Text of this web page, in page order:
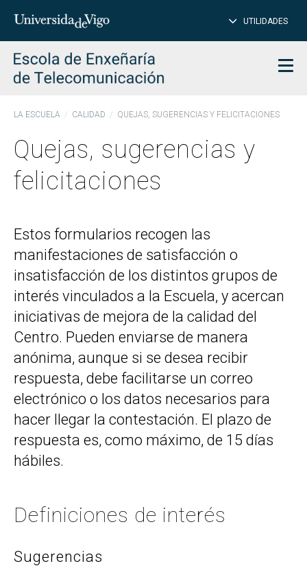
Insertar
buscar
UTILIDADES
LA ESCUELA CALIDAD QUEJAS, SUGERENCIAS Y FELICITACIONES
Quejas, sugerencias y
felicitaciones
Estos formularios recogen las
manifestaciones de satisfacción o
insatisfacción de los distintos grupos de
interés vinculados a la Escuela, y acercan
iniciativas de mejora de la calidad del
Centro. Pueden enviarse de manera
anónima, aunque si se desea recibir
respuesta, debe facilitarse un correo
electrónico o los datos necesarios para
hacer llegar la contestación. El plazo de
respuesta es, como máximo, de 15 días
hábiles.
Definiciones de interés
Sugerencias